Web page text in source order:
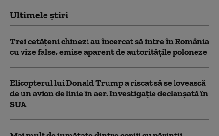
Ultimele știri
Trei cetăţeni chinezi au încercat să intre în România
cu vize false, emise aparent de autorităţile poloneze
Elicopterul lui Donald Trump a riscat să se lovească
de un avion de linie în aer. Investigație declanșată în
SUA